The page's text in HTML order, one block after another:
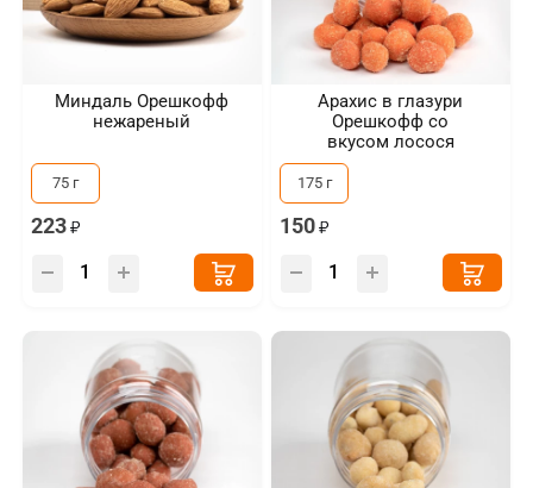
Миндаль Орешкофф
нежареный
75 г
223
Арахис в глазури
Орешкофф со
вкусом лосося
175 г
150